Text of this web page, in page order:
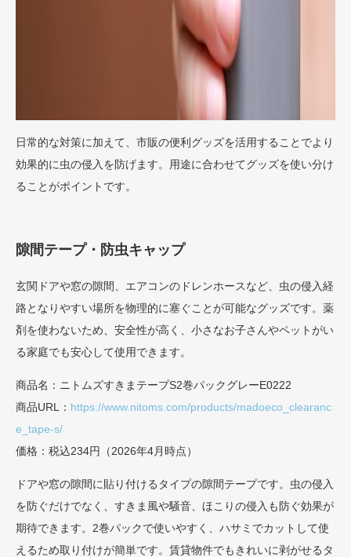
日常的な対策に加えて、市販の便利グッズを活用することでより
効果的に虫の侵入を防げます。用途に合わせてグッズを使い分け
ることがポイントです。
隙間テープ・防虫キャップ
玄関ドアや窓の隙間、エアコンのドレンホースなど、虫の侵入経
路となりやすい場所を物理的に塞ぐことが可能なグッズです。薬
剤を使わないため、安全性が高く、小さなお子さんやペットがい
る家庭でも安心して使用できます。
商品名：ニトムズすきまテープS2巻パックグレーE0222
商品URL： https://www.nitoms.com/products/madoeco_clearanc
e_tape-s/
価格：税込234円（2026年4月時点）
ドアや窓の隙間に貼り付けるタイプの隙間テープです。虫の侵入
を防ぐだけでなく、すきま風や騒音、ほこりの侵入も防ぐ効果が
期待できます。2巻パックで使いやすく、ハサミでカットして使
えるため取り付けが簡単です。賃貸物件でもきれいに剥がせるタ